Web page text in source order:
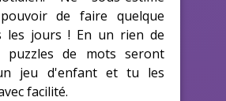
de faire quelque
les jours ! En un rien de
puzzles de mots seront
jeu d'enfant et tu les
facilité.